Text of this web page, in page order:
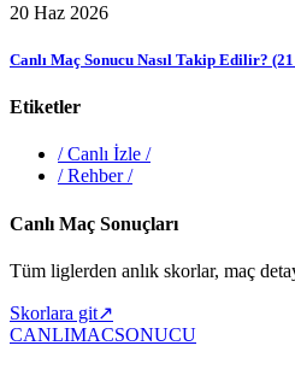
20 Haz 2026
Canlı Maç Sonucu Nasıl Takip Edilir?
Etiketler
/Canlı İzle /
/Rehber/
Canlı Maç Sonuçları
Tüm liglerden anlık skorlar, maç
Skorlara git↗
CANLIMACSONUCU